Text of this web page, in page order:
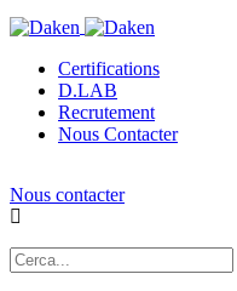
Certifications
D.LAB
Recrutement
Nous Contacter
Nous contacter